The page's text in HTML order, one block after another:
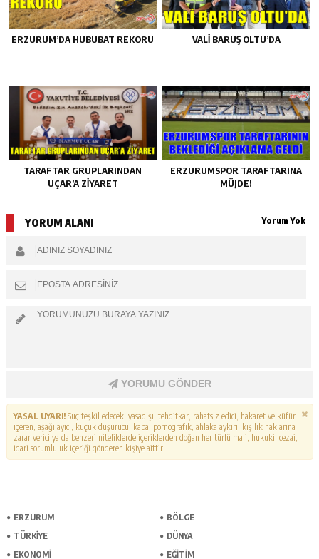
ERZURUM’DA HUBUBAT REKORU VALİ BARUŞ OLTU’DA
TARAFTAR GRUPLARINDAN
UÇAR’A ZİYARET
ERZURUMSPOR TARAFTARINA
MÜJDE!
YORUM ALANI Yorum Yok
YORUMU GÖNDER
YASAL UYARI!Suç teşkil edecek, yasadışı, tehditkar, rahatsız edici, hakaret ve küfür
içeren, aşağılayıcı, küçük düşürücü, kaba, pornografik, ahlaka aykırı, kişilik haklarına
zarar verici ya da benzeri niteliklerde içeriklerden doğan her türlü mali, hukuki, cezai,
idari sorumluluk içeriği gönderen kişiye aittir.
ERZURUM
BÖLGE
TÜRKIYE
DÜNYA
EKONOMI
EĞITIM